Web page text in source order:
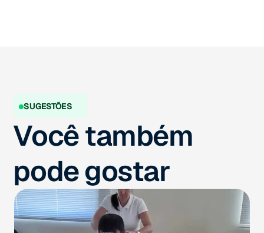
SUGESTÕES
Você também
pode gostar